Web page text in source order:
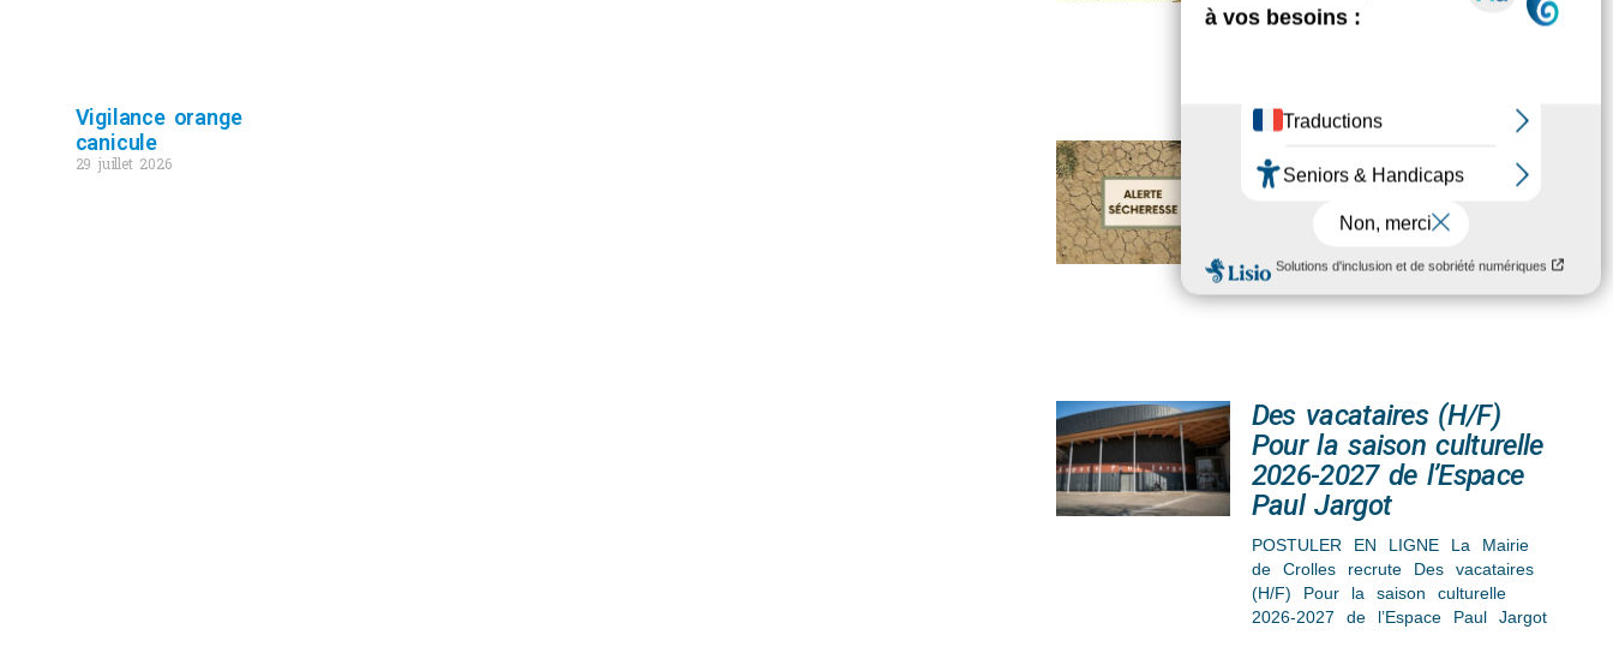
Vigilance orange
canicule
29 juillet 2026 Sécheresse
La Préfecture de l’Isère vous
informe de la situation de la
niveau d’alerte, des restrictions pour
Des vacataires (H/F)
Pour la saison culturelle
2026-2027 de l’Espace
Paul Jargot
POSTULER EN LIGNE La Mairie
de Crolles recrute Des vacataires
(H/F) Pour la saison culturelle
2026-2027 de l’Espace Paul Jargot